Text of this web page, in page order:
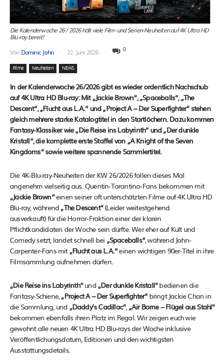
Die Kalenderwoche 26 / 2026 hält viele Film- und Serien-Neuheiten auf 4K Ultra HD
Blu-ray bereit!
Von Dominic Jahn 22. Juni 2026 0
Filme Neuheiten NEWS
In der Kalenderwoche 26/2026 gibt es wieder ordentlich Nachschub
auf 4K Ultra HD Blu-ray: Mit „Jackie Brown“, „Spaceballs“, „The
Descent“, „Flucht aus L.A.“ und „Project A – Der Superfighter“ stehen
gleich mehrere starke Katalogtitel in den Startlöchern. Dazu kommen
Fantasy-Klassiker wie „Die Reise ins Labyrinth“ und „Der dunkle
Kristall“, die komplette erste Staffel von „A Knight of the Seven
Kingdoms“ sowie weitere spannende Sammlertitel.
Die 4K-Blu-ray-Neuheiten der KW 26/2026 fallen dieses Mal
angenehm vielseitig aus. Quentin-Tarantino-Fans bekommen mit
„Jackie Brown“einen seiner oft unterschätzten Filme auf 4K Ultra HD
Blu-ray, während „The Descent“(Leider weitestgehend
ausverkauft) für die Horror-Fraktion einer der klaren
Pflichtkandidaten der Woche sein dürfte. Wer eher auf Kult und
Comedy setzt, landet schnell bei „Spaceballs“, während John-
Carpenter-Fans mit „Flucht aus L.A.“einen wichtigen 90er-Titel in ihre
Filmsammlung aufnehmen dürfen.
„Die Reise ins Labyrinth“und „Der dunkle Kristall“bedienen die
Fantasy-Schiene, „Project A – Der Superfighter“bringt Jackie Chan in
die Sammlung, und „Daddy’s Cadillac“, „Air Borne – Flügel aus Stahl“
bekommen ebenfalls ihren Platz im Regal. Wir zeigen euch wie
gewohnt alle neuen 4K Ultra HD Blu-rays der Woche inklusive
Veröffentlichungsdatum, Editionen und den wichtigsten
Ausstattungsdetails.